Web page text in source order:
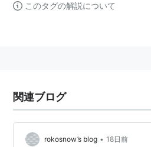
このタグの解説について
関連ブログ
rokosnow’s blog • 18日前